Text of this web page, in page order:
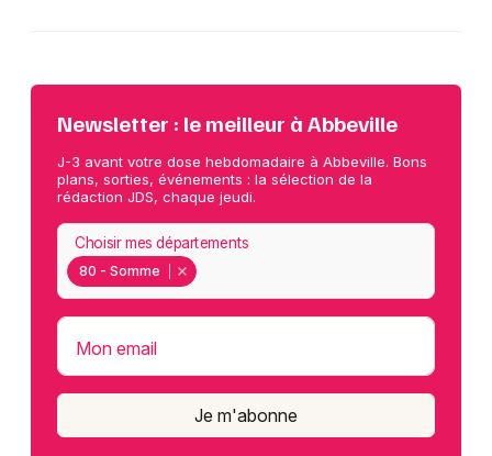
Newsletter : le meilleur à Abbeville
J-3 avant votre dose hebdomadaire à Abbeville. Bons
plans, sorties, événements : la sélection de la
rédaction JDS, chaque jeudi.
80 - Somme
Choisir mes départements
Mon email
Je m'abonne